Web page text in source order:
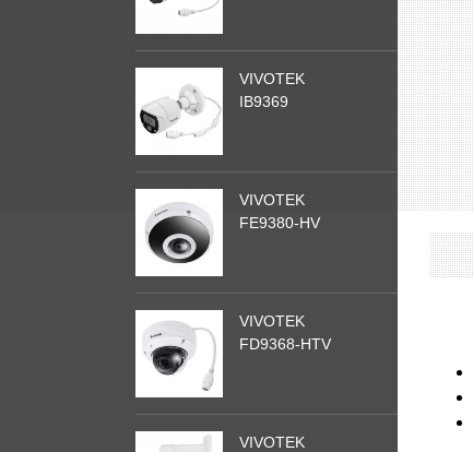
VIVOTEK
IB9369
VIVOTEK
FE9380-HV
VIVOTEK
FD9368-HTV
VIVOTEK